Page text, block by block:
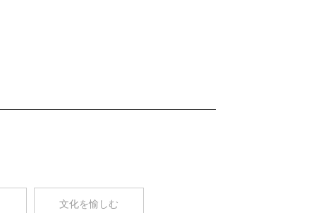
文化を愉しむ